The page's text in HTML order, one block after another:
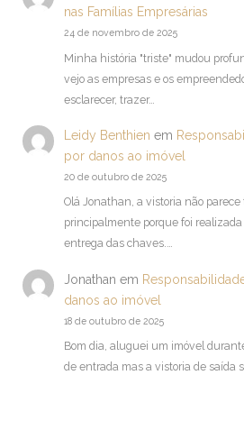
nas Famílias Empresárias
24 de novembro de 2025
Minha história "triste" mudou
vejo as empresas e os
esclarecer, trazer…
Leidy Benthien em
por danos ao imóvel
20 de outubro de 2025
Olá Jonathan, a vistoria não parece
principalmente porque foi
entrega das chaves.…
Jonathan em
danos ao imóvel
18 de outubro de 2025
Bom dia, aluguei um imóvel
de entrada mas a vistoria de saída